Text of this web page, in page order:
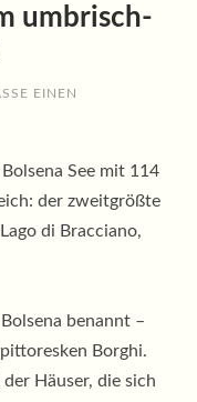
umbrisch-
EINEN
See mit 114
der zweitgrößte
di Bracciano,
benannt –
Borghi.
Häuser, die sich